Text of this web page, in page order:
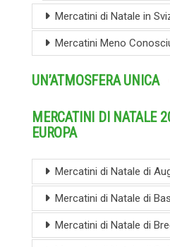
Mercatini di Natale in
Mercatini Meno
UN’ATMOSFERA UNICA
MERCATINI DI NATALE
EUROPA
Mercatini di Natale di
Mercatini di Natale di
Mercatini di Natale di